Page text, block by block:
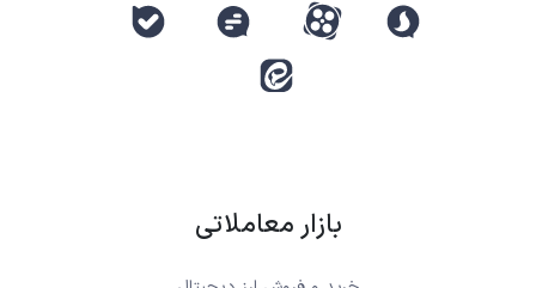
بازار معاملاتی